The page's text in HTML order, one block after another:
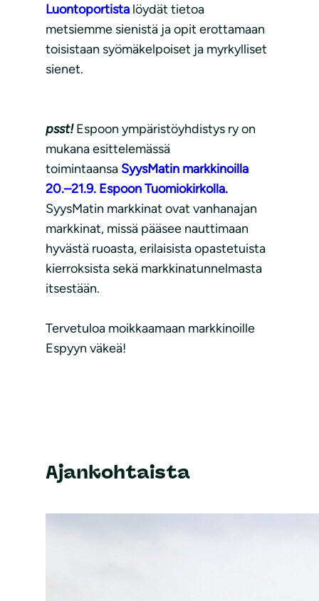
Luontoportista löydät tietoa
metsiemme sienistä ja opit erottamaan
toisistaan syömäkelpoiset ja myrkylliset
sienet.
psst!Espoon ympäristöyhdistys ry on
mukana esittelemässä
toimintaansa SyysMatin markkinoilla
20.–21.9. Espoon Tuomiokirkolla.
SyysMatin markkinat ovat vanhanajan
markkinat, missä pääsee nauttimaan
hyvästä ruoasta, erilaisista opastetuista
kierroksista sekä markkinatunnelmasta
itsestään.
Tervetuloa moikkaamaan markkinoille
Espyyn väkeä!
Ajankohtaista